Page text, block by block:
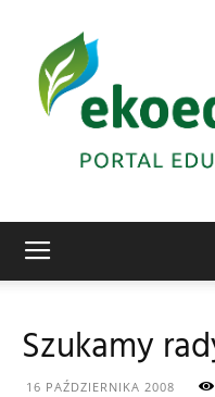
Szukamy
16 PAŹDZIERNIKA 2008